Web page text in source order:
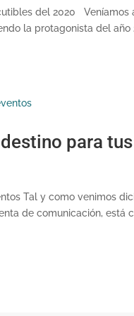
del 2020 Veníamos
la protagonista del
para
Tal y como venimos
de comunicación, está